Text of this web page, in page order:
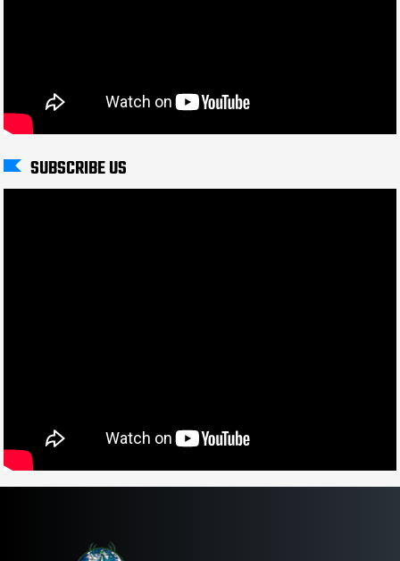
SUBSCRIBE US